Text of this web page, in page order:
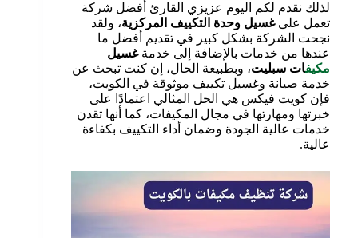
لذلك نقدم لكم اليوم عزيزي القارئ أفضل شركة
تعمل علىغسيل وحدة التكييف المركزية، ولقد
نجحت الشركة بشكل كبير في تقديم أفضل ما
عندها من خدمات بالإضافة إلى خدمةغسيل
مكيفات سبليت، وبطبيعة الحال، إن كنت تبحث عن
خدمة صيانة وغسيل تكييف موثوقة في الكويت،
فإن كويت فيكس هي الحل المثالي اعتمادًا على
خبرتها ومهارتها في مجال المكيفات، كما أنها تقدن
خدمات عالية الجودة وضمان أداء التكييف بكفاءة
عالية.